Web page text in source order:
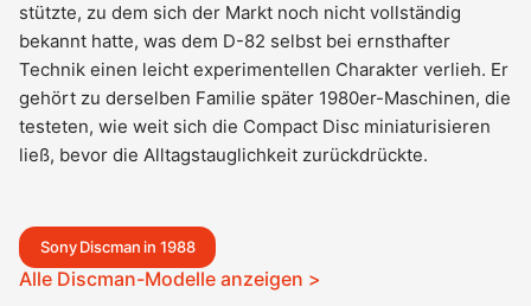
stützte, zu dem sich der Markt noch nicht vollständig
bekannt hatte, was dem D-82 selbst bei ernsthafter
Technik einen leicht experimentellen Charakter verlieh. Er
gehört zu derselben Familie später 1980er-Maschinen, die
testeten, wie weit sich die Compact Disc miniaturisieren
ließ, bevor die Alltagstauglichkeit zurückdrückte.
Sony Discman in 1988
Alle Discman-Modelle anzeigen >